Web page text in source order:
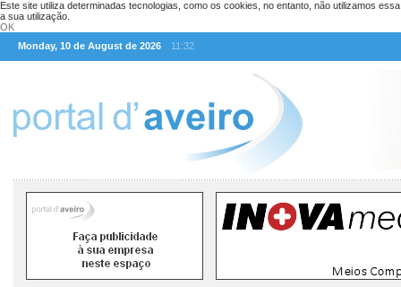
Este site utiliza determinadas tecnologias, como os cookies, no entanto, não utilizamos
a sua utilização.
OK
Monday, 10 de August de 2026
11:32